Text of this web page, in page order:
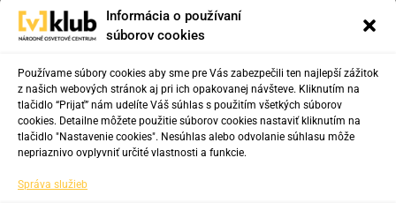
Informácia o používaní
súborov cookies
Používame súbory cookies aby sme pre Vás zabezpečili ten najlepší zážitok
z našich webových stránok aj pri ich opakovanej návšteve. Kliknutím na
tlačidlo “Prijať” nám udelíte Váš súhlas s použitím všetkých súborov
cookies. Detailne môžete použitie súborov cookies nastaviť kliknutím na
tlačidlo "Nastavenie cookies". Nesúhlas alebo odvolanie súhlasu môže
nepriaznivo ovplyvniť určité vlastnosti a funkcie.
Správa služieb
vklub@nocka.sk
Tel:
+421 2 204 71 217
+421 918 817 141